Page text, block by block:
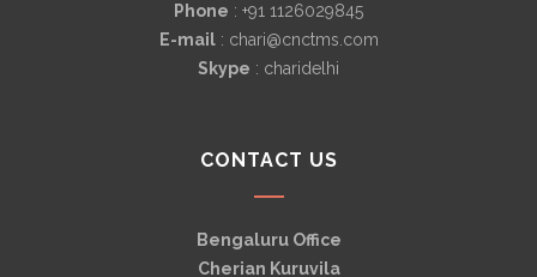
Phone : +91 1126029845
E-mail: chari@cnctms.com
Skype : charidelhi
CONTACT US
Bengaluru Office
Cherian Kuruvila